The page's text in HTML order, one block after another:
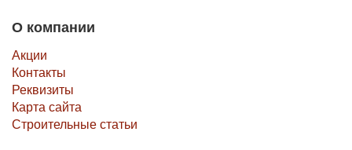
О компании
Акции
Контакты
Реквизиты
Карта сайта
Строительные статьи